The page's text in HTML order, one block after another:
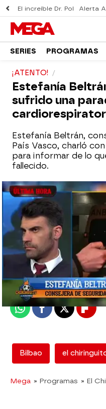
El increíble Dr. Pol Alerta
SERIES PROGRAMAS
¡ATENTO!
Estefanía
sufrido una
Estefanía Beltrán,
País Vasco, charló
para informar de lo
fallecido.
mega
Madrid
Publicado:23 de febrero
WhatsappFacebook
X
Bilbao el
Mega » Programas » El